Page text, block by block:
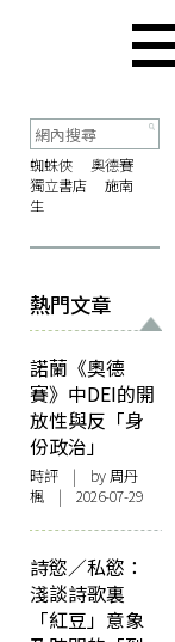
蜘蛛俠
奧德賽
獨立書店
施南
生
熱門文章
諾蘭《奧德
賽》中DEI的開
放性與反「身
份政治」
時評 | by周丹
楓 | 2026-07-29
詩慾／私慾：
淺談詩歌裏
「紅豆」意象